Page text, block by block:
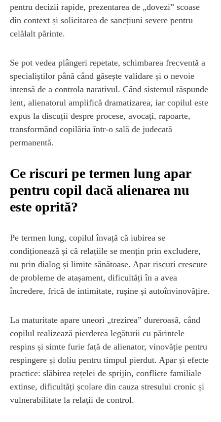
pentru decizii rapide, prezentarea de „dovezi” scoase
din context și solicitarea de sancțiuni severe pentru
celălalt părinte.
Se pot vedea plângeri repetate, schimbarea frecventă a
specialiștilor până când găsește validare și o nevoie
intensă de a controla narativul. Când sistemul răspunde
lent, alienatorul amplifică dramatizarea, iar copilul este
expus la discuții despre procese, avocați, rapoarte,
transformând copilăria într-o sală de judecată
permanentă.
Ce riscuri pe termen lung apar
pentru copil dacă alienarea nu
este oprită?
Pe termen lung, copilul învață că iubirea se
condiționează și că relațiile se mențin prin excludere,
nu prin dialog și limite sănătoase. Apar riscuri crescute
de probleme de atașament, dificultăți în a avea
încredere, frică de intimitate, rușine și autoînvinovățire.
La maturitate apare uneori „trezirea” dureroasă, când
copilul realizează pierderea legăturii cu părintele
respins și simte furie față de alienator, vinovăție pentru
respingere și doliu pentru timpul pierdut. Apar și efecte
practice: slăbirea rețelei de sprijin, conflicte familiale
extinse, dificultăți școlare din cauza stresului cronic și
vulnerabilitate la relații de control.